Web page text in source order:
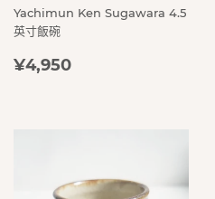
Yachimun Ken Sugawara 4.5
英寸飯碗
定
¥4,950